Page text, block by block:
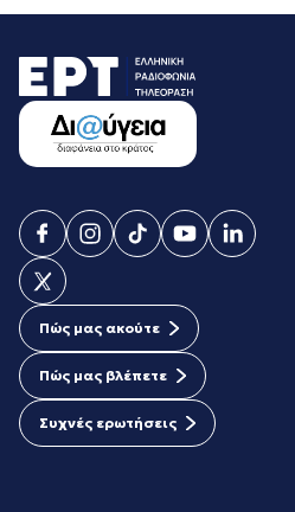
Πώς μας ακούτε
Πώς μας βλέπετε
Συχνές ερωτήσεις